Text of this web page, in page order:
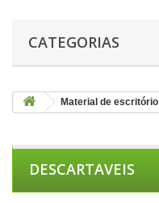
CATEGORIAS
Material de escritório
DESCARTAVEIS